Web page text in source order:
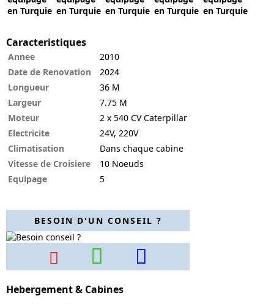
Caracteristiques
Annee
2010
Date de Renovation
2024
Longueur
36 M
Largeur
7.75 M
Moteur
2 x 540 CV Caterpillar
Electricite
24V, 220V
Climatisation
Dans chaque cabine
Vitesse de Croisiere
10 Noeuds
Equipage
5
BESOIN D'UN CONSEIL ?
Hebergement & Cabines